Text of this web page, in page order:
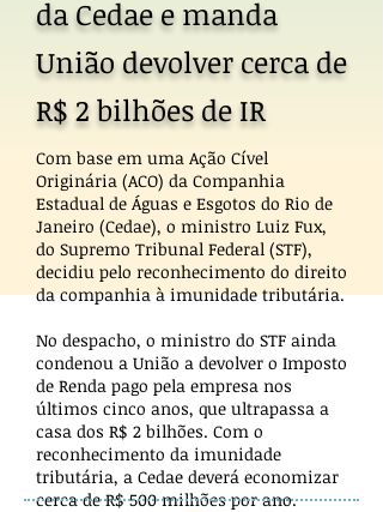
da Cedae e manda
União devolver cerca de
R$ 2 bilhões de IR
Com base em uma Ação Cível
Originária (ACO) da Companhia
Estadual de Águas e Esgotos do Rio de
Janeiro (Cedae), o ministro Luiz Fux,
do Supremo Tribunal Federal (STF),
decidiu pelo reconhecimento do direito
da companhia à imunidade tributária.
No despacho, o ministro do STF ainda
condenou a União a devolver o Imposto
de Renda pago pela empresa nos
últimos cinco anos, que ultrapassa a
casa dos R$ 2 bilhões. Com o
reconhecimento da imunidade
tributária, a Cedae deverá economizar
cerca de R$ 500 milhões por ano.